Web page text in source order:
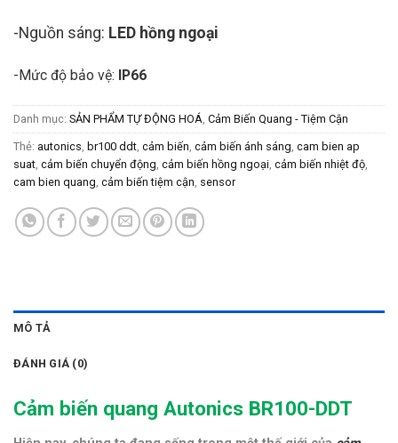
-Nguồn sáng: LED hồng ngoại
-Mức độ bảo vệ: IP66
Danh mục: SẢN PHẨM TỰ ĐỘNG HOÁ Cảm Biến Quang - Tiệm Cận
Thẻ: autonics br100 ddt cảm biến cảm biến ánh sáng cam bien ap
suat cảm biến chuyển động cảm biến hồng ngoại cảm biến nhiệt độ
cam bien quang cảm biến tiệm cận sensor
MÔ TẢ
ĐÁNH GIÁ (0)
Cảm biến quang Autonics BR100-DDT